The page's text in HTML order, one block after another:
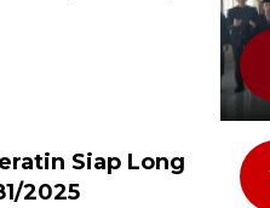
Siap Long
2025